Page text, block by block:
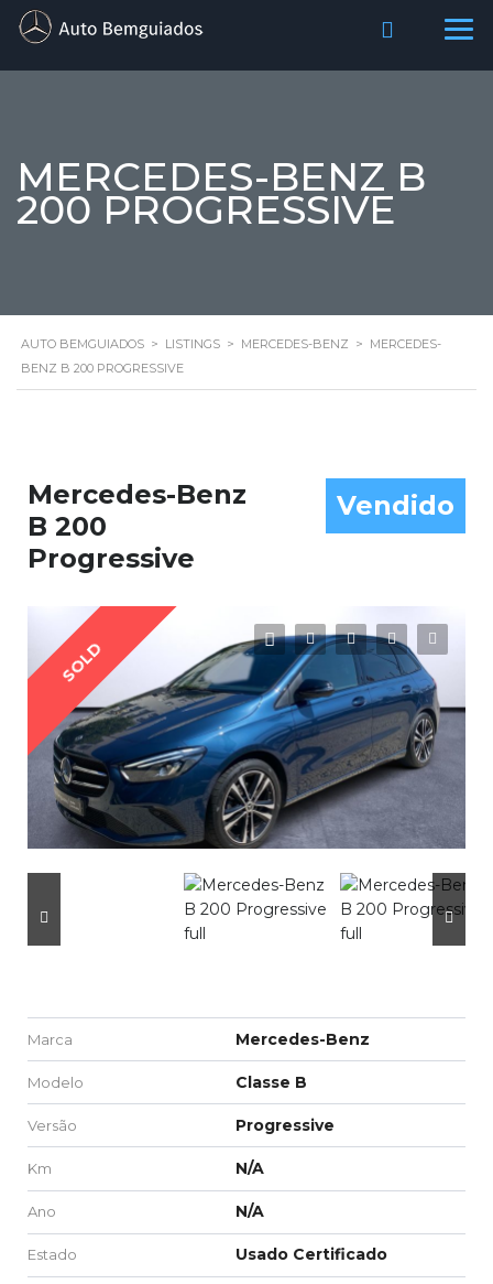
MERCEDES-BENZ B
200 PROGRESSIVE
AUTO BEMGUIADOS > LISTINGS > MERCEDES-BENZ > MERCEDES-
BENZ B 200 PROGRESSIVE
Mercedes-Benz
B 200
Progressive
Vendido
SOLD
Marca Mercedes-Benz
Modelo Classe B
Versão Progressive
Km N/A
Ano N/A
Estado Usado Certificado